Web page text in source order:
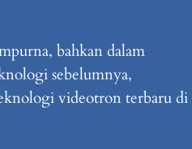
bahkan dalam
sebelumnya,
videotron terbaru di